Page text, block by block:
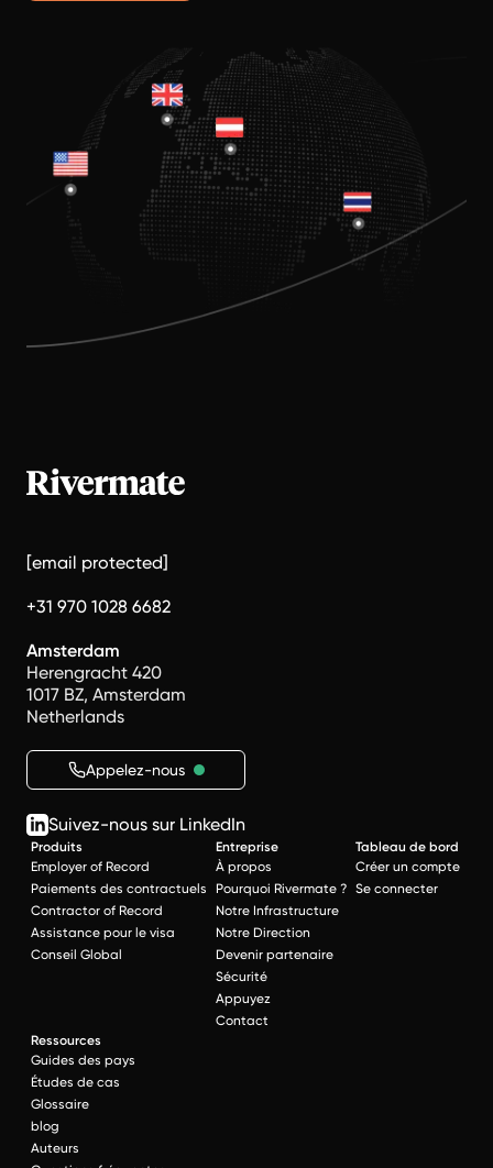
[email protected]
+31 970 1028 6682
Amsterdam
Herengracht 420
1017 BZ, Amsterdam
Netherlands
Appelez-nous
Suivez-nous sur LinkedIn
Produits
Employer of Record
Paiements des contractuels
Contractor of Record
Assistance pour le visa
Conseil Global
Entreprise
À propos
Pourquoi Rivermate ?
Notre Infrastructure
Notre Direction
Devenir partenaire
Sécurité
Appuyez
Contact
Tableau de bord
Créer un compte
Se connecter
Ressources
Guides des pays
Études de cas
Glossaire
blog
Auteurs